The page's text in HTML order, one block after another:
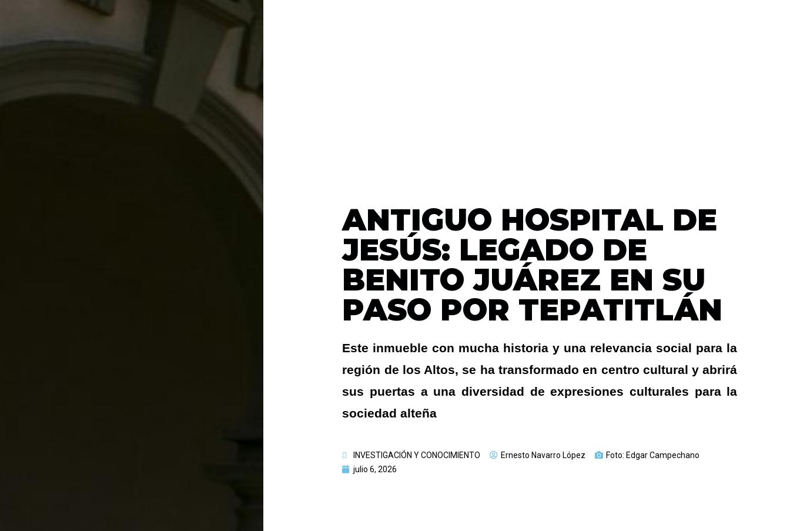
ANTIGUO HOSPITAL DE
JESÚS: LEGADO DE
BENITO JUÁREZ EN SU
PASO POR TEPATITLÁN
Este inmueble con mucha historia y una relevancia social para la
región de los Altos, se ha transformado en centro cultural y abrirá
sus puertas a una diversidad de expresiones culturales para la
sociedad alteña
INVESTIGACIÓN Y CONOCIMIENTO Ernesto Navarro López
Foto: Edgar Campechano
julio 6, 2026